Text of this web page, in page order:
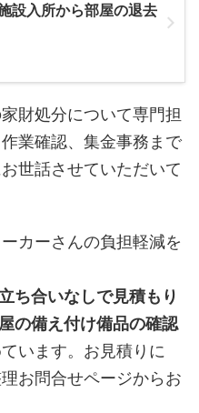
設入所から部屋の退去
財処分について専門担
業確認、集金事務まで
世話させていただいて
カーさんの負担軽減を
合いなしで見積もり
備え付け備品の確認
います。お見積りに
お問合せページからお